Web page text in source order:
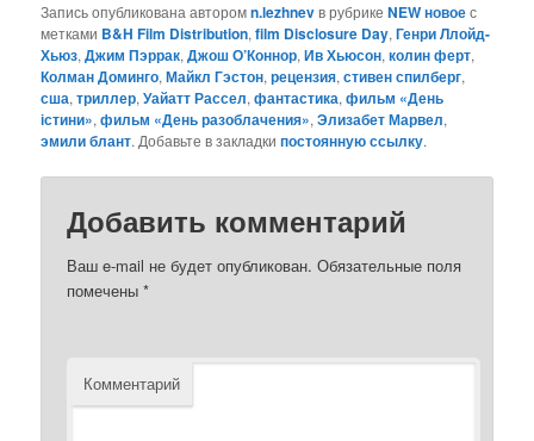
Запись опубликована авторомn.lezhnevв рубрикеNEW новоес
метками B&H Film Distribution,film Disclosure Day,Генри Ллойд-
Хьюз,Джим Пэррак,Джош О’Коннор,Ив Хьюсон,колин ферт,
Колман Доминго,Майкл Гэстон,рецензия,стивен спилберг,
сша,триллер,Уайатт Рассел,фантастика,фильм «День
істини»,фильм «День разоблачения»,Элизабет Марвел,
эмили блант. Добавьте в закладкипостоянную ссылку.
Добавить комментарий
Ваш e-mail не будет опубликован. Обязательные поля
помечены*
Комментарий